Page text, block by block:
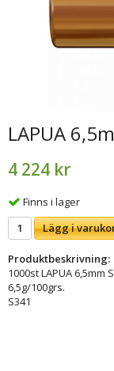
LAPUA
4 224 kr
Finns i lager
Lägg i
Produktbeskrivning:
1000st LAPUA 6,5mm
6,5g/100grs.
S341